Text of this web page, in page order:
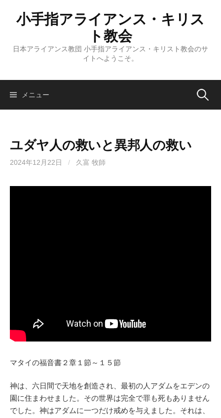
ス
小手指アライアンス・キリス
ト教会
日本アライアンス教団 小手指アライアンス・キリスト教会のサ
イトへようこそ。
メニュー 検
ユダヤ人の救いと異邦人の救い
2024年12月22日 / 久富 牧師
マタイの福音書２章１節～１５節
神は、六日間で天地を創造され、最初の人アダムをエデンの
園に住まわせました。その世界は完全で罪も死もありません
でした。神はアダムに一つだけ戒めを与えました。それは、